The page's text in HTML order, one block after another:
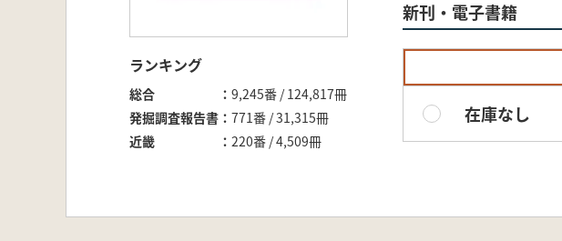
ランキング
総合
9,245番 / 124,817冊
発掘調査報告書
771番 / 31,315冊
近畿
220番 / 4,509冊
新刊・電子書籍
在庫なし